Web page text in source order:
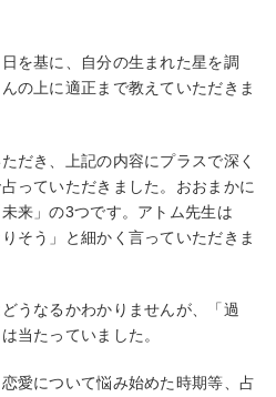
を基に、自分の生まれた星を調
の上に適正まで教えていただきま
だき、上記の内容にプラスで深く
っていただきました。おおまかに
来」の3つです。アトム先生は
そう」と細かく言っていただきま
うなるかわかりませんが、「過
当たっていました。
愛について悩み始めた時期等、占